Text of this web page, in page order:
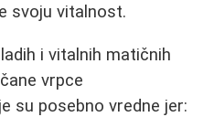
svoju vitalnost.
i vitalnih matičnih
vrpce
su posebno vredne jer: